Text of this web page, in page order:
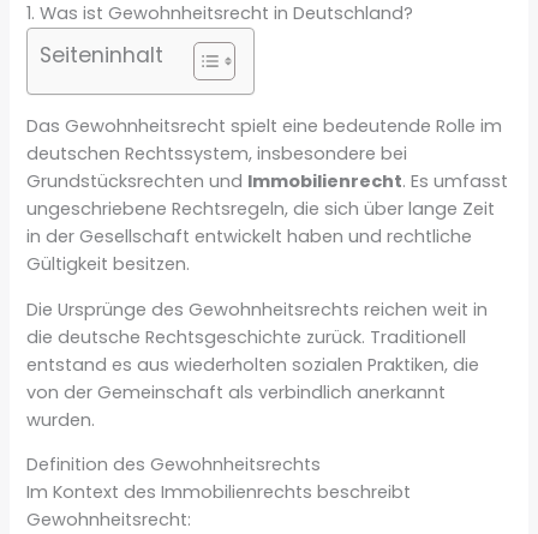
1. Was ist Gewohnheitsrecht in Deutschland?
Seiteninhalt
Das Gewohnheitsrecht spielt eine bedeutende Rolle im
deutschen Rechtssystem, insbesondere bei
Grundstücksrechten und Immobilienrecht. Es umfasst
ungeschriebene Rechtsregeln, die sich über lange Zeit
in der Gesellschaft entwickelt haben und rechtliche
Gültigkeit besitzen.
Die Ursprünge des Gewohnheitsrechts reichen weit in
die deutsche Rechtsgeschichte zurück. Traditionell
entstand es aus wiederholten sozialen Praktiken, die
von der Gemeinschaft als verbindlich anerkannt
wurden.
Definition des Gewohnheitsrechts
Im Kontext des Immobilienrechts beschreibt
Gewohnheitsrecht: